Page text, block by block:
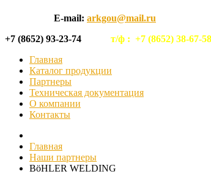
E-mail: arkgou@mail.ru
+7 (8652) 93-23-74 т/ф : +7 (8652) 38-67-58
Главная
Каталог продукции
Партнеры
Техническая документация
О компании
Контакты
Главная
Наши партнеры
BöHLER WELDING